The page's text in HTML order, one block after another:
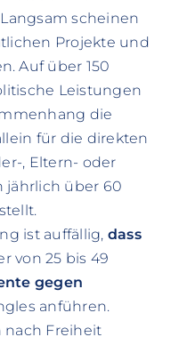
Langsam scheinen
Projekte und
Auf über 150
Leistungen
die
für die direkten
, Eltern- oder
jährlich über 60
ist auffällig, dass
von 25 bis 49
gegen
anführen.
nach Freiheit